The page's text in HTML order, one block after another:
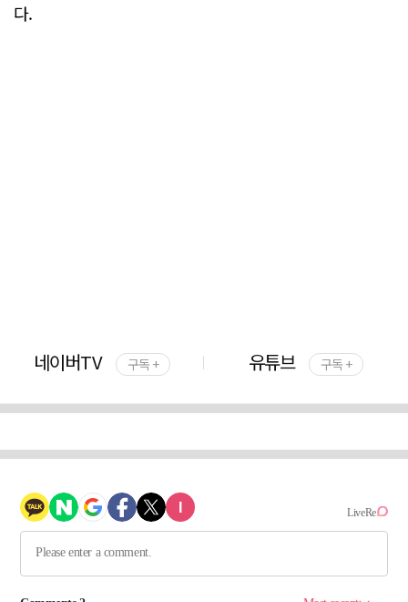
다.
네이버TV 구독 + 유튜브 구독 +